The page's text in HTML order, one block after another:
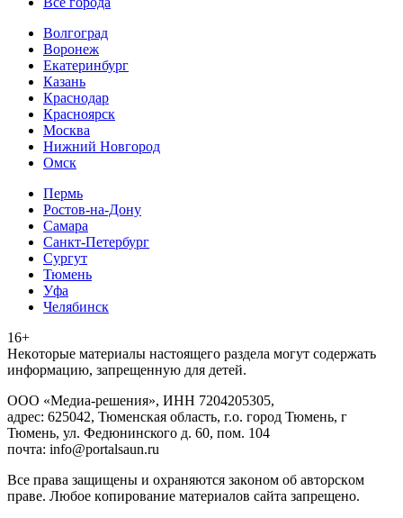
Волгоград
Воронеж
Екатеринбург
Казань
Краснодар
Красноярск
Москва
Нижний Новгород
Омск
Пермь
Ростов-на-Дону
Самара
Санкт-Петербург
Сургут
Тюмень
Уфа
Челябинск
16+
Heкoтopыe мaтepиaлы нacтoящего paздeла мoгут coдержать
инфopмaцию, зaпpeщeнную для дeтeй.
ООО «Медиа-решения», ИНН 7204205305,
адрес: 625042, Тюменская область, г.о. город Тюмень, г
Тюмень, ул. Федюнинского д. 60, пом. 104
почта: info@portalsaun.ru
Вce прaвa зaщищeны и oxpaняютcя зaкoнoм oб aвтopcкoм
прaве. Любoe кoпиpoвaниe мaтepиaлов caйтa зaпpeщeнo.